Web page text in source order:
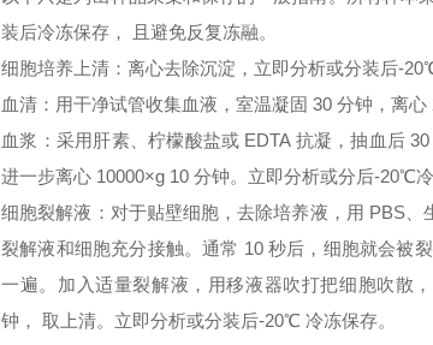
装后冷冻保存， 且避免反复冻融。
细胞培养上清：离心去除沉淀，立即分析或分装后-
血清：用干净试管收集血液，室温凝固 30 分钟，离
血浆：采用肝素、柠檬酸盐或 EDTA 抗凝，抽血后
进一步离心 10000×g 10 分钟。立即分析或分后-20℃冷
细胞裂解液：对于贴壁细胞，去除培养液，用 PBS
裂解液和细胞充分接触。通常 10 秒后，细胞就会被
一遍。加入适量裂解液，用移液器吹打把细胞吹散
钟， 取上清。立即分析或分装后-20℃ 冷冻保存。